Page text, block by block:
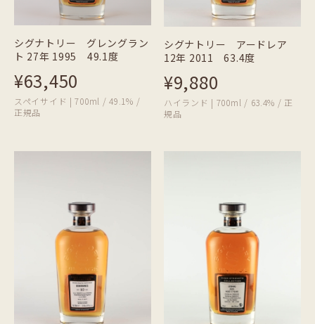
シグナトリー グレングラン
ト 27年 1995 49.1度
¥63,450
スペイサイド | 700ml / 49.1% /
正規品
シグナトリー アードレア
12年 2011 63.4度
¥9,880
ハイランド | 700ml / 63.4% / 正
規品